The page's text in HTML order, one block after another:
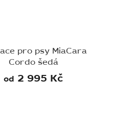
pro psy MiaCara
Cordo šedá
od 2 995 Kč